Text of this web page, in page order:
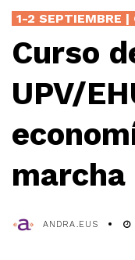
1-2 SEPTIEMBRE |
Curso
UPV/
marcha
ANDRA.EUS